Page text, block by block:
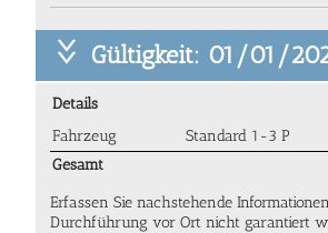
Gültigkeit: 01/01/
Details
Fahrzeug
Standard 1-3 P
Gesamt
Erfassen Sie nachstehende
Durchführung vor Ort nicht garantiert